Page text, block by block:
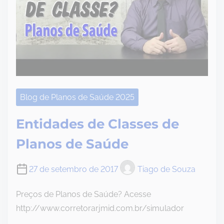
Blog de Planos de Saúde 2025
Entidades de Classes de
Planos de Saúde
27 de setembro de 2017 Tiago de Souza
Preços de Planos de Saúde? Acesse
http://www.corretorarjmid.com.br/simulador